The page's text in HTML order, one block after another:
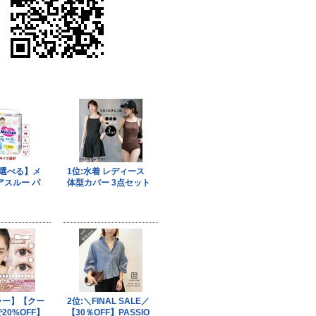
はマジメに受け取らないで